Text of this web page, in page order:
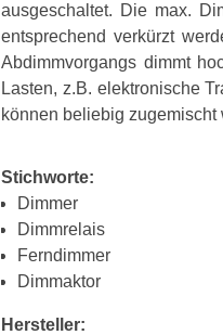
ausgeschaltet. Die max.
entsprechend verkürzt
Abdimmvorgangs dimmt
Lasten, z.B. elektronische
können beliebig zugemischt
Stichworte:
Dimmer
Dimmrelais
Ferndimmer
Dimmaktor
Hersteller: